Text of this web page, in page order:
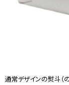
通常デザインの熨斗（